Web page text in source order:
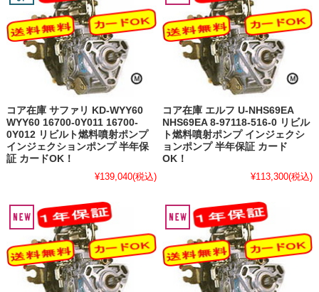
コア在庫 サファリ KD-WYY60
WYY60 16700-0Y011 16700-
0Y012 リビルト燃料噴射ポンプ
インジェクションポンプ 半年保
証 カードOK！
¥139,040(税込)
コア在庫 エルフ U-NHS69EA
NHS69EA 8-97118-516-0 リビル
ト燃料噴射ポンプ インジェクシ
ョンポンプ 半年保証 カード
OK！
¥113,300(税込)